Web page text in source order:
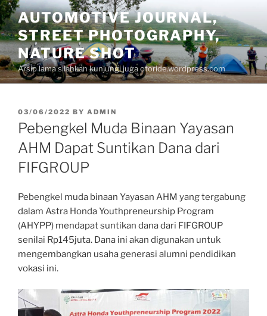
Skip
to
content
AUTOMOTIVE JOURNAL,
STREET PHOTOGRAPHY,
NATURE SHOT
Arsip lama silahkan kunjungi juga otoride.wordpress.com
POSTED
ON
03/06/2022 BY ADMIN
Pebengkel Muda Binaan Yayasan
AHM Dapat Suntikan Dana dari
FIFGROUP
Pebengkel muda binaan Yayasan AHM yang tergabung
dalam Astra Honda Youthpreneurship Program
(AHYPP) mendapat suntikan dana dari FIFGROUP
senilai Rp145juta. Dana ini akan digunakan untuk
mengembangkan usaha generasi alumni pendidikan
vokasi ini.